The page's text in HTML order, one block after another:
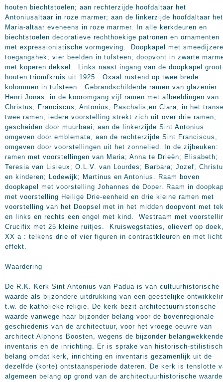
houten biechtstoelen; aan rechterzijde hoofdaltaar het
Antoniusaltaar in roze marmer; aan de linkerzijde hoofdaltaar het
Maria-altaar eveneens in roze marmer. In alle kerkdeuren en
biechtstoelen decoratieve rechthoekige patronen en ornamenten
met expressionistische vormgeving. Doopkapel met
toegangshek; vier beelden in tufsteen; doopvont in zwarte
met koperen deksel. Links naast ingang van de doopkapel groot
houten triomfkruis uit 1925. Oxaal rustend op twee brede
kolommen in tufsteen. Gebrandschilderde ramen van glazenier
Henri Jonas: in de kooromgang vijf ramen met afbeeldingen van
Christus, Franciscus, Antonius, Paschalis,en Clara; in het
twee ramen, iedere voorstelling strekt zich uit over drie ramen,
gescheiden door muurbaai, aan de linkerzijde Sint Antonius
omgeven door emblemata, aan de rechterzijde Sint Franciscus,
omgeven door voorstellingen uit het zonnelied. In de zijbeuken:
ramen met voorstellingen van Maria; Anna te Drieën; Elisabeth;
Teresia van Lisieux; O.L.V. van Lourdes; Barbara; Jozef;
en kinderen; Lodewijk; Martinus en Antonius. Raam boven
doopkapel met voorstelling Johannes de Doper. Raam in
met voorstelling Heilige Drie-eenheid en drie kleine ramen met
voorstelling van het Doopsel met in het midden doopvont met
en links en rechts een engel met kind. Westraam met
Crucifix met 25 kleine ruitjes. Kruiswegstaties, olieverf op
XX a : telkens drie of vier figuren in contrastkleuren en met
effekt.
Waardering
De R.K. Kerk Sint Antonius van Padua is van cultuurhistorische
waarde als bijzondere uitdrukking van een geestelijke
t.w. de katholieke religie. De kerk bezit architectuurhistorische
waarde vanwege haar bijzonder belang voor de bovenregionale
geschiedenis van de architectuur, voor het vroege oeuvre van
architect Alphons Boosten, wegens de bijzonder belangwekkende
inventaris en de inrichting. Er is sprake van historisch-stilistisch
belang omdat kerk, inrichting en inventaris gezamenlijk uit de
dezelfde (korte) ontstaansperiode dateren. De kerk is tenslotte
algemeen belang op grond van de architectuurhistorische